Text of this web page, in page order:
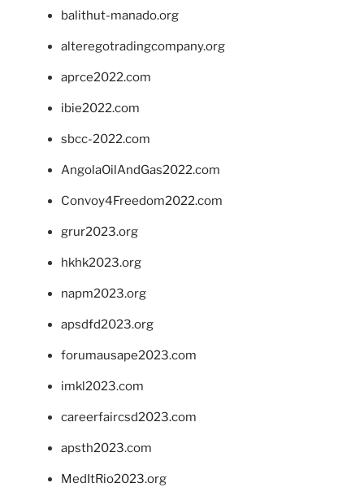
balithut-manado.org
alteregotradingcompany.org
aprce2022.com
ibie2022.com
sbcc-2022.com
AngolaOilAndGas2022.com
Convoy4Freedom2022.com
grur2023.org
hkhk2023.org
napm2023.org
apsdfd2023.org
forumausape2023.com
imkl2023.com
careerfaircsd2023.com
apsth2023.com
MedItRio2023.org